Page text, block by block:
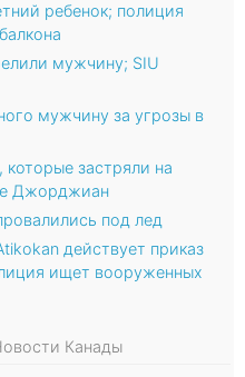
ребенок; полиция
мужчину; SIU
мужчину за угрозы в
застряли на
Джорджиан
под лед
действует приказ
ищет вооруженных
Канады